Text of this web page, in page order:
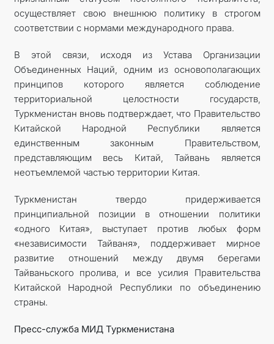
осуществляет свою внешнюю политику в строгом
соответствии с нормами международного права.
В этой связи, исходя из Устава Организации
Объединенных Наций, одним из основополагающих
принципов которого является соблюдение
территориальной целостности государств,
Туркменистан вновь подтверждает, что Правительство
Китайской Народной Республики является
единственным законным Правительством,
представляющим весь Китай, Тайвань является
неотъемлемой частью территории Китая.
Туркменистан твердо придерживается
принципиальной позиции в отношении политики
«одного Китая», выступает против любых форм
«независимости Тайваня», поддерживает мирное
развитие отношений между двумя берегами
Тайваньского пролива, и все усилия Правительства
Китайской Народной Республики по объединению
страны.
Пресс-служба МИД Туркменистана